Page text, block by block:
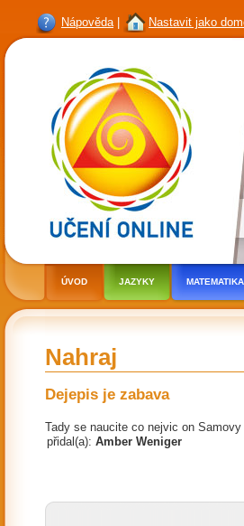
Nápověda| Nastavit jako
ÚVOD JAZYKY MATEMATIKA
Nahraj
Dejepis je zabava
Tady se naucite co nejvic on
přidal(a): Amber Weniger